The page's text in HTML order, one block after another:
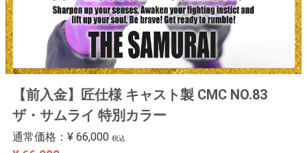
【前入金】匠仕様 キャスト製 CMC NO.83
ザ・サムライ 特別カラー
通常価格： ¥ 66,000 税込